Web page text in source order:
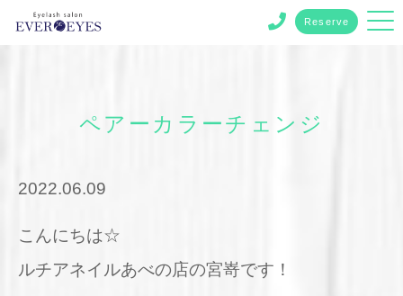
Reserve
ペアーカラーチェンジ
2022.06.09
こんにちは☆
ルチアネイルあべの店の宮嵜です！